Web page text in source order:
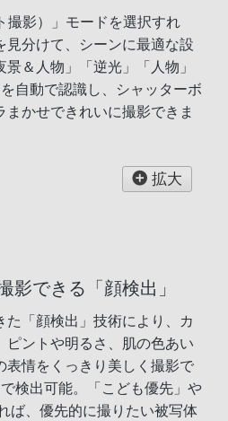
撮影）」モードを選択すれ
見分けて、シーンに最適な設
＆人物」「逆光」「人物」
自動で認識し、シャッターボ
かせできれいに撮影できま
拡大
影できる「顔検出」
た「顔検出」技術により、カ
ピントや明るさ、肌の色あい
表情をくっきり美しく撮影で
検出可能。「こども優先」や
ば、優先的に撮りたい被写体